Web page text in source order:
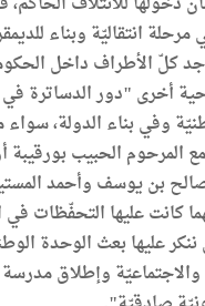
مرحلة انتقاليّة وبناء
كلّ الأطراف داخل
أخرى "دور الدساترة
وفي بناء الدولة، سواء
مع المرحوم الحبيب
بن يوسف وأحمد
كانت عليها التحفّظات في
عليها بعث الوحدة
والاجتماعيّة وإطلاق